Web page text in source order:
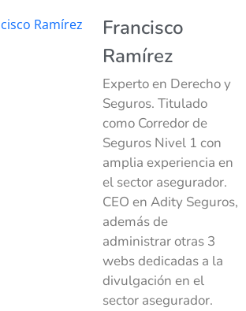
Francisco
Ramírez
Experto en Derecho y
Seguros. Titulado
como Corredor de
Seguros Nivel 1 con
amplia experiencia en
el sector asegurador.
CEO en Adity Seguros,
además de
administrar otras 3
webs dedicadas a la
divulgación en el
sector asegurador.